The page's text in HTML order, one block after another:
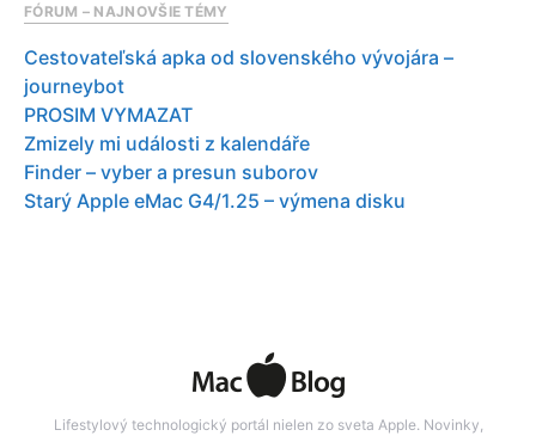
FÓRUM – NAJNOVŠIE TÉMY
Cestovateľská apka od slovenského vývojára –
journeybot
PROSIM VYMAZAT
Zmizely mi události z kalendáře
Finder – vyber a presun suborov
Starý Apple eMac G4/1.25 – výmena disku
Lifestylový technologický portál nielen zo sveta Apple. Novinky,